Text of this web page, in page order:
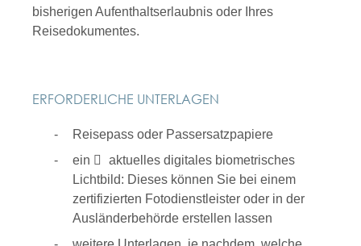
bisherigen Aufenthaltserlaubnis oder Ihres
Reisedokumentes.
ERFORDERLICHE UNTERLAGEN
Reisepass oder Passersatzpapiere
ein
aktuelles digitales biometrisches
Lichtbild: Dieses können Sie bei einem
zertifizierten Fotodienstleister oder in der
Ausländerbehörde erstellen lassen